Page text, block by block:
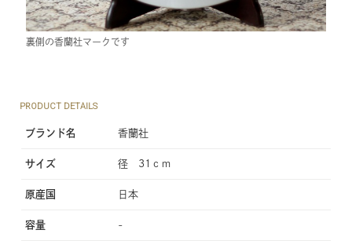
裏側の香蘭社マークです
PRODUCT DETAILS
ブランド名 香蘭社
サイズ 径 31ｃｍ
原産国 日本
容量 -